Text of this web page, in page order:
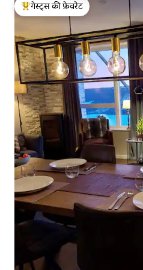
गेस्ट्स का टॉप फ़ेवरेट
गेस्ट्स की फ़ेवरेट